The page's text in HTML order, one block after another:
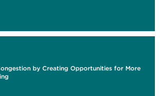
by Creating Opportunities for More